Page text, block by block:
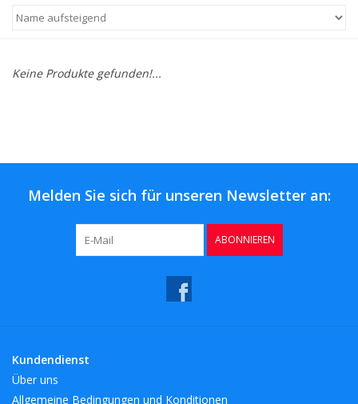
Keine Produkte gefunden!...
Melden Sie sich für unseren Newsletter an:
ABONNIEREN
Kundendienst
Über uns
Allgemeine Bedingungen und Konditionen